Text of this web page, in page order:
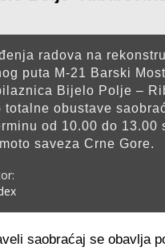
radova na
puta M-21 Barski
Bijelo Polje –
totalne obustave
od 10.00 do 13.00
saveza Crne Gore.
saobraćaj se obavlja